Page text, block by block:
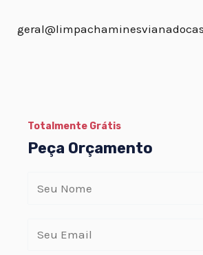
Totalmente Grátis
Peça Orçamento